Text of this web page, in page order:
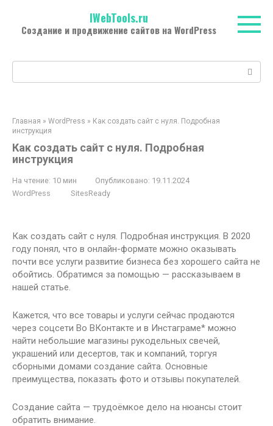
контенту
IWebTools.ru
Создание и продвижение сайтов на WordPress
Поиск:
Главная » WordPress » Как создать сайт с нуля. Подробная
инструкция
Как создать сайт с нуля. Подробная
инструкция
На чтение: 10 мин Опубликовано: 19.11.2024
WordPress
SitesReady
Как создать сайт с нуля. Подробная инструкция. В 2020
году понял, что в онлайн-формате можно оказывать
почти все услуги развитие бизнеса без хорошего сайта не
обойтись. Обратимся за помощью — рассказываем в
нашей статье.
Кажется, что все товары и услуги сейчас продаются
через соцсети Во ВКонтакте и в Инстаграме* можно
найти небольшие магазины рукодельных свечей,
украшений или десертов, так и компаний, торгуя
сборными домами создание сайта. Основные
преимущества, показать фото и отзывы покупателей.
Создание сайта — трудоёмкое дело на нюансы стоит
обратить внимание.